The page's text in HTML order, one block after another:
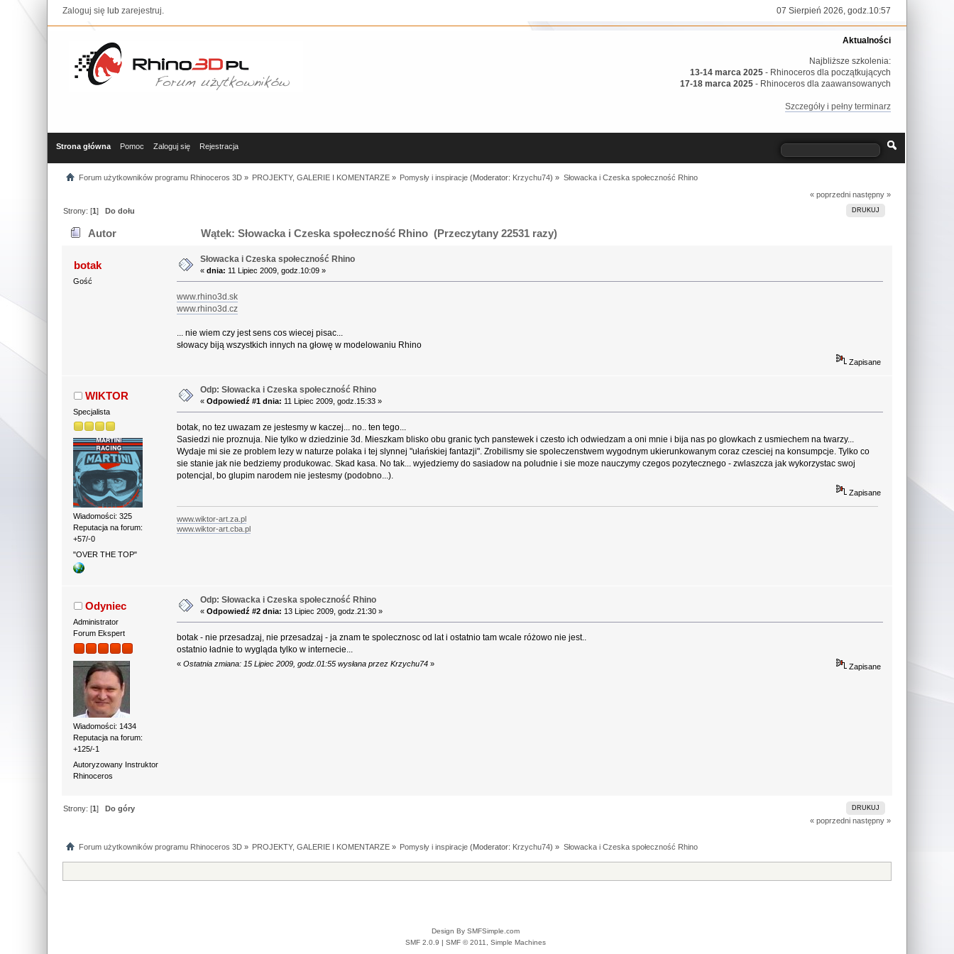
Zaloguj się lubzarejestruj. 07 Sierpień 2026, godz.10:57
Aktualności
Najbliższe szkolenia:
13-14 marca 2025 - Rhinoceros dla początkujących
17-18 marca 2025 - Rhinoceros dla zaawansowanych
Szczegóły i pełny terminarz
Strona główna Pomoc Zaloguj się Rejestracja
Forum użytkowników programu Rhinoceros 3D» PROJEKTY, GALERIE I KOMENTARZE » Pomysły i inspiracje (Moderator: Krzychu74) » Słowacka i Czeska społeczność Rhino
« poprzedni następny »
DRUKUJ
Strony: [1]Do dołu
Autor Wątek: Słowacka i Czeska społeczność Rhino (Przeczytany 22531 razy)
botak
Gość
Słowacka i Czeska społeczność Rhino
« dnia: 11 Lipiec 2009, godz.10:09 »
www.rhino3d.sk
www.rhino3d.cz
... nie wiem czy jest sens cos wiecej pisac...
słowacy biją wszystkich innych na głowę w modelowaniu Rhino
Zapisane
WIKTOR
Specjalista
Wiadomości: 325
Reputacja na forum:
+57/-0
"OVER THE TOP"
Odp: Słowacka i Czeska społeczność Rhino
« Odpowiedź #1 dnia: 11 Lipiec 2009, godz.15:33 »
botak, no tez uwazam ze jestesmy w kaczej... no.. ten tego...
Sasiedzi nie proznuja. Nie tylko w dziedzinie 3d. Mieszkam blisko obu granic tych panstewek i czesto ich odwiedzam a oni mnie i bija nas po glowkach z usmiechem na twarzy...
Wydaje mi sie ze problem lezy w naturze polaka i tej slynnej "ułańskiej fantazji". Zrobilismy sie spoleczenstwem wygodnym ukierunkowanym coraz czesciej na konsumpcje. Tylko co
sie stanie jak nie bedziemy produkowac. Skad kasa. No tak... wyjedziemy do sasiadow na poludnie i sie moze nauczymy czegos pozytecznego - zwlaszcza jak wykorzystac swoj
potencjal, bo glupim narodem nie jestesmy (podobno...).
Zapisane
www.wiktor-art.za.pl
www.wiktor-art.cba.pl
Odyniec
Administrator
Forum Ekspert
Wiadomości: 1434
Reputacja na forum:
+125/-1
Autoryzowany Instruktor
Rhinoceros
Odp: Słowacka i Czeska społeczność Rhino
« Odpowiedź #2 dnia: 13 Lipiec 2009, godz.21:30 »
botak - nie przesadzaj, nie przesadzaj - ja znam te spolecznosc od lat i ostatnio tam wcale różowo nie jest..
ostatnio ładnie to wygląda tylko w internecie...
«Ostatnia zmiana: 15 Lipiec 2009, godz.01:55 wysłana przez Krzychu74 » Zapisane
DRUKUJ
Strony: [1]Do góry
« poprzedni następny »
Forum użytkowników programu Rhinoceros 3D» PROJEKTY, GALERIE I KOMENTARZE » Pomysły i inspiracje (Moderator: Krzychu74) » Słowacka i Czeska społeczność Rhino
Design By SMFSimple.com
SMF 2.0.9 | SMF © 2011, Simple Machines